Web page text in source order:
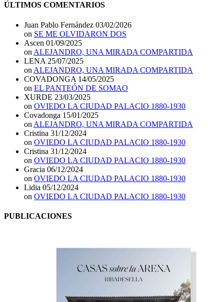
ÚLTIMOS COMENTARIOS
Juan Pablo Fernández 03/02/2026
on SE ME OLVIDARON DOS
Ascen 01/09/2025
on ALEJANDRO, UNA MIRADA COMPARTIDA
LENA 25/07/2025
on ALEJANDRO, UNA MIRADA COMPARTIDA
COVADONGA 14/05/2025
on EL PANTEÓN DE SOMAO
XURDE 23/03/2025
on OVIEDO LA CIUDAD PALACIO 1880-1930
Covadonga 15/01/2025
on ALEJANDRO, UNA MIRADA COMPARTIDA
Cristina 31/12/2024
on OVIEDO LA CIUDAD PALACIO 1880-1930
Cristina 31/12/2024
on OVIEDO LA CIUDAD PALACIO 1880-1930
Gracia 06/12/2024
on OVIEDO LA CIUDAD PALACIO 1880-1930
Lidia 05/12/2024
on OVIEDO LA CIUDAD PALACIO 1880-1930
PUBLICACIONES